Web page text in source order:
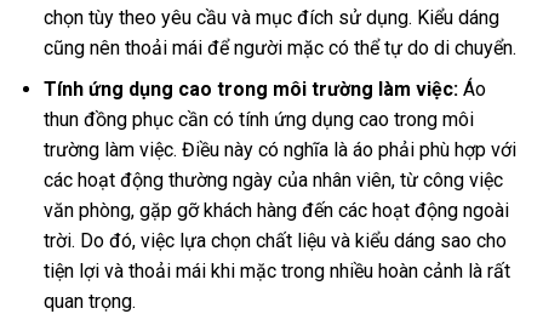
chọn tùy theo yêu cầu và mục đích sử dụng. Kiểu dáng
cũng nên thoải mái để người mặc có thể tự do di chuyển.
Tính ứng dụng cao trong môi trường làm việc: Áo
thun đồng phục cần có tính ứng dụng cao trong môi
trường làm việc. Điều này có nghĩa là áo phải phù hợp với
các hoạt động thường ngày của nhân viên, từ công việc
văn phòng, gặp gỡ khách hàng đến các hoạt động ngoài
trời. Do đó, việc lựa chọn chất liệu và kiểu dáng sao cho
tiện lợi và thoải mái khi mặc trong nhiều hoàn cảnh là rất
quan trọng.